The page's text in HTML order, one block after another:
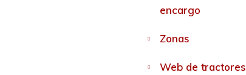
encargo
Zonas
Web de tractores